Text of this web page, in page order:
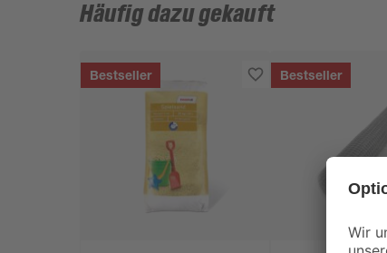
Häufig dazu gekauft
Bestseller Bestseller